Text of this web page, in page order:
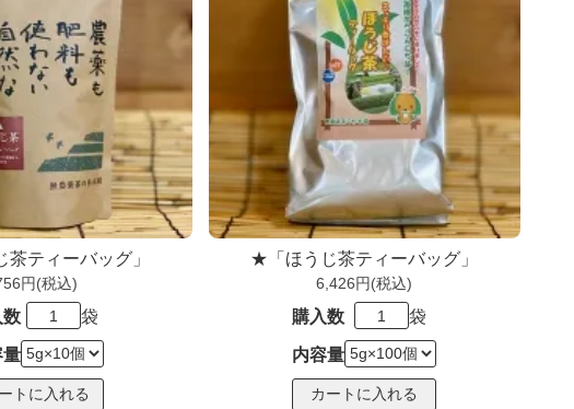
ティーバッグ」
円(税込)
数 袋
量
★「ほうじ茶ティーバッグ」
6,426円(税込)
購入数 袋
内容量